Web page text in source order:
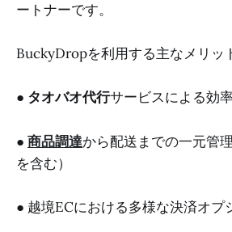
ートナーです。
BuckyDropを利用する主なメリッ
● タオバオ代行サービスによる効
● 商品調達から配送までの一元管
を含む）
● 越境ECにおける多様な決済オプ